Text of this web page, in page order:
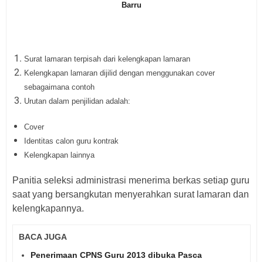
Barru
Surat lamaran terpisah dari kelengkapan lamaran
Kelengkapan lamaran dijilid dengan menggunakan cover
sebagaimana contoh
Urutan dalam penjilidan adalah:
Cover
Identitas calon guru kontrak
Kelengkapan lainnya
Panitia seleksi administrasi menerima berkas setiap guru
saat yang bersangkutan menyerahkan surat lamaran dan
kelengkapannya.
BACA JUGA
Penerimaan CPNS Guru 2013 dibuka Pasca